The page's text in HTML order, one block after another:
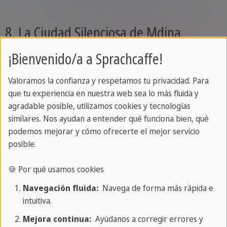
8. La Ciudad Silenciosa de Mdina
Finalmente, aunque Mdina es un destino popular,
su apodo como la
Ciudad Silenciosa la convierte
en un lugar único para explorar. Este antiguo
asentamiento amurallado parece congelado en el
tiempo. Caminar por sus estrechas calles
empedradas, especialmente de noche, cuando la
ciudad está en silencio, es una experiencia casi
mágica. Mdina alberga muchas historias de
misterio a su atmósfera ya mística.
¡Bienvenido/a a Sprachcaffe!
Valoramos la confianza y respetamos tu privacidad. Para
que tu experiencia en nuestra web sea lo más fluida y
agradable posible, utilizamos cookies y tecnologías
similares. Nos ayudan a entender qué funciona bien, qué
podemos mejorar y cómo ofrecerte el mejor servicio
posible.
🍪 Por qué usamos cookies
Navegación fluida:Navega de forma más rápida e
intuitiva.
Mejora continua:Ayúdanos a corregir errores y